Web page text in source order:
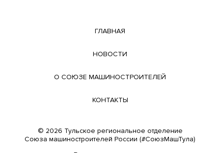
ГЛАВНАЯ
НОВОСТИ
О СОЮЗЕ МАШИНОСТРОИТЕЛЕЙ
КОНТАКТЫ
© 2026 Тульское региональное отделение
Cоюза машиностроителей России (#СоюзМашТула)